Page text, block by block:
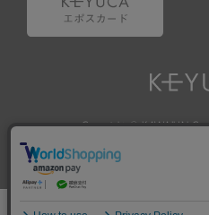
Copyright © KAWAJUN